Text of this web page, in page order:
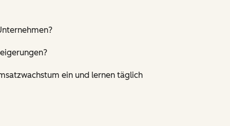
ein und lernen täglich